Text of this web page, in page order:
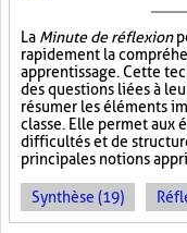
La Minute de réflexion
rapidement la
apprentissage. Cette
des questions liées à
résumer les éléments
classe. Elle permet aux
difficultés et de
principales notions
Synthèse (19)